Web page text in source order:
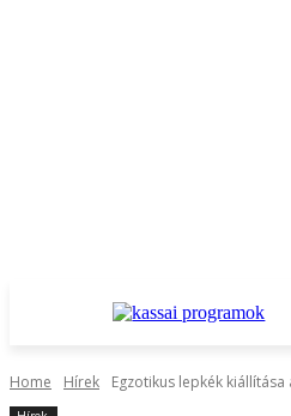
Home Hírek Egzotikus lepkék